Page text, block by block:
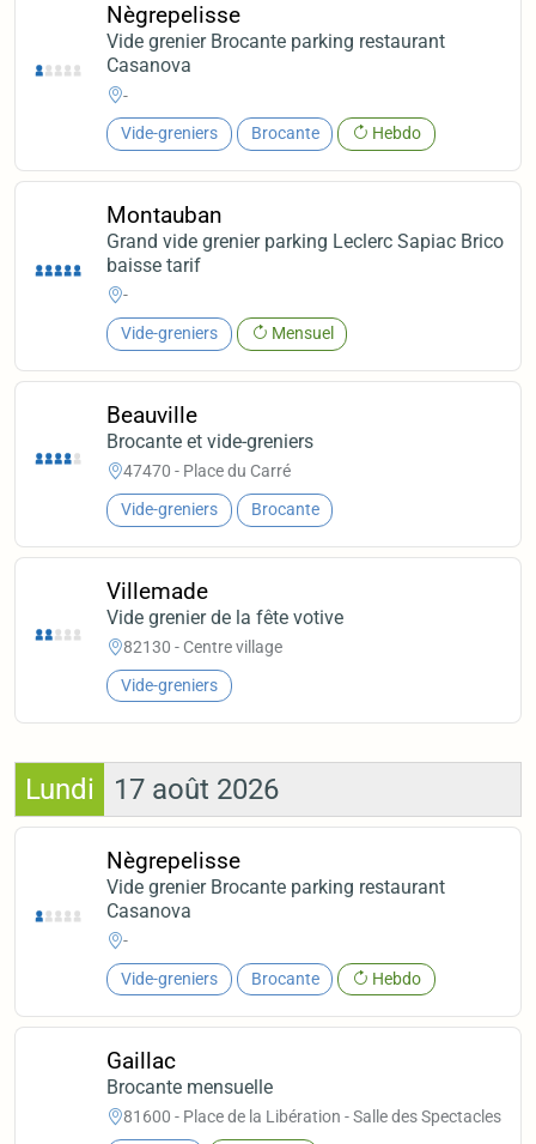
Nègrepelisse
Vide grenier Brocante parking restaurant
Casanova
-
Vide-greniers Brocante Hebdo
Montauban
Grand vide grenier parking Leclerc Sapiac Brico
baisse tarif
-
Vide-greniers Mensuel
Beauville
Brocante et vide-greniers
47470 - Place du Carré
Vide-greniers Brocante
Villemade
Vide grenier de la fête votive
82130 - Centre village
Vide-greniers
Lundi 17 août 2026
Nègrepelisse
Vide grenier Brocante parking restaurant
Casanova
-
Vide-greniers Brocante Hebdo
Gaillac
Brocante mensuelle
81600 - Place de la Libération - Salle des Spectacles